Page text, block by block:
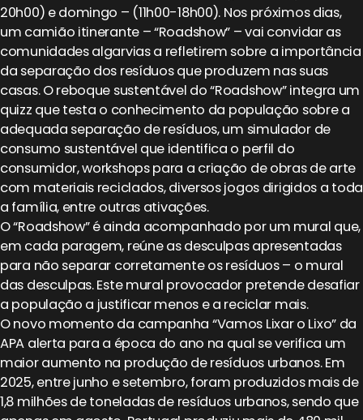
20h00) e domingo – (11h00-18h00). Nos próximos dias,
um camião itinerante – “Roadshow” – vai convidar as
comunidades algarvias a refletirem sobre a importância
da separação dos resíduos que produzem nas suas
casas. O reboque sustentável do “Roadshow” integra um
quizz que testa o conhecimento da população sobre a
adequada separação de resíduos, um simulador de
consumo sustentável que identifica o perfil do
consumidor, workshops para a criação de obras de arte
com materiais reciclados, diversos jogos dirigidos a toda
a família, entre outras ativações.
O “Roadshow” é ainda acompanhado por um mural que,
em cada paragem, reúne as desculpas apresentadas
para não separar corretamente os resíduos – o mural
das desculpas. Este mural provocador pretende desafiar
a população a justificar menos e a reciclar mais.
O novo momento da campanha “Vamos Lixar o Lixo” da
APA alerta para a época do ano na qual se verifica um
maior aumento na produção de resíduos urbanos. Em
2025, entre junho e setembro, foram produzidos mais de
1,8 milhões de toneladas de resíduos urbanos, sendo que